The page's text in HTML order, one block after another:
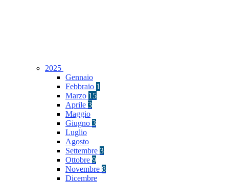
2025
Gennaio
Febbraio 1
Marzo 15
Aprile 3
Maggio
Giugno 3
Luglio
Agosto
Settembre 3
Ottobre 9
Novembre 8
Dicembre